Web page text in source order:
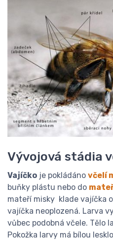
Vývojová stádia
Vajíčko je pokládáno včelí
buňky plástu nebo do
mateří misky klade vajíčka
vajíčka neoplozená. Larva
vůbec podobná včele. Tělo
Pokožka larvy má bílou